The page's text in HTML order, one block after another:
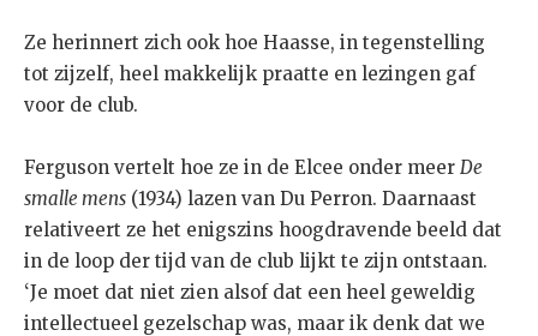
Ze herinnert zich ook hoe Haasse, in tegenstelling
tot zijzelf, heel makkelijk praatte en lezingen gaf
voor de club.
Ferguson vertelt hoe ze in de Elcee onder meer De
smalle mens (1934) lazen van Du Perron. Daarnaast
relativeert ze het enigszins hoogdravende beeld dat
in de loop der tijd van de club lijkt te zijn ontstaan.
‘Je moet dat niet zien alsof dat een heel geweldig
intellectueel gezelschap was, maar ik denk dat we